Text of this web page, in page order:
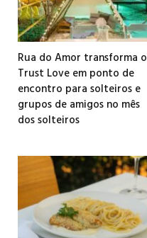
Rua do Amor transforma o
Trust Love em ponto de
encontro para solteiros e
grupos de amigos no mês
dos solteiros